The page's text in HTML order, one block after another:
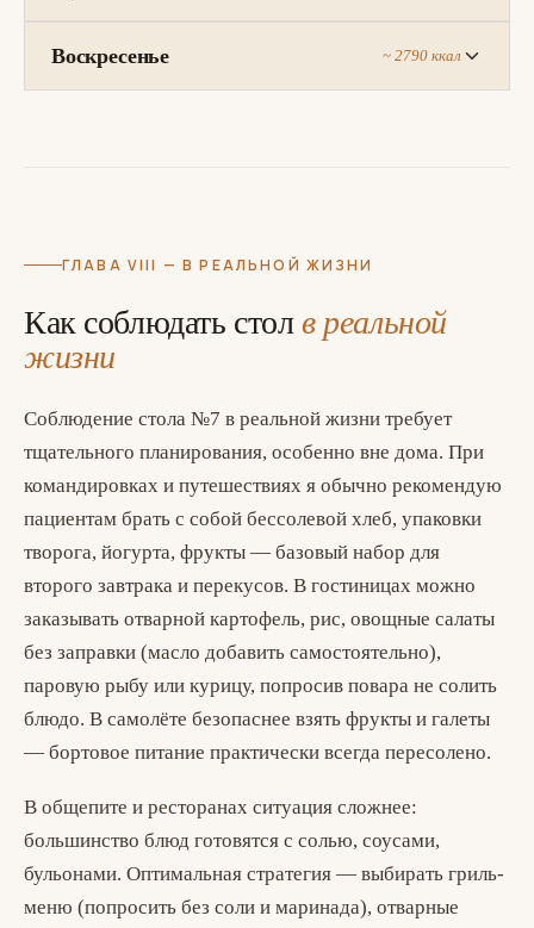
Воскресенье ~ 2790 ккал
ГЛАВА VIII — В РЕАЛЬНОЙ ЖИЗНИ
Как соблюдать столв реальной
жизни
Соблюдение стола №7 в реальной жизни требует
тщательного планирования, особенно вне дома. При
командировках и путешествиях я обычно рекомендую
пациентам брать с собой бессолевой хлеб, упаковки
творога, йогурта, фрукты — базовый набор для
второго завтрака и перекусов. В гостиницах можно
заказывать отварной картофель, рис, овощные салаты
без заправки (масло добавить самостоятельно),
паровую рыбу или курицу, попросив повара не солить
блюдо. В самолёте безопаснее взять фрукты и галеты
— бортовое питание практически всегда пересолено.
В общепите и ресторанах ситуация сложнее:
большинство блюд готовятся с солью, соусами,
бульонами. Оптимальная стратегия — выбирать гриль-
меню (попросить без соли и маринада), отварные